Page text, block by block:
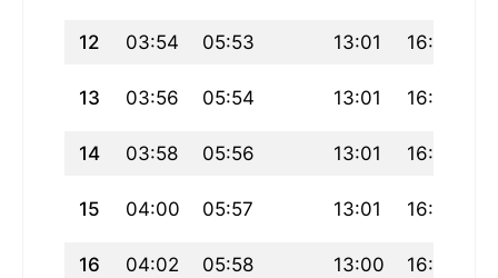
12 03:54 05:53 13:01 16:57
13 03:56 05:54 13:01 16:57
14 03:58 05:56 13:01 16:56
15 04:00 05:57 13:01 16:55
16 04:02 05:58 13:00 16:54